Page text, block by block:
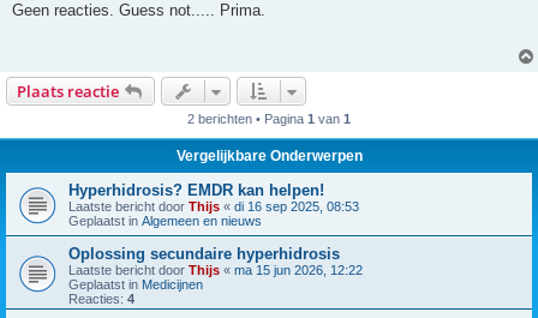
r
Geen reacties. Guess not..... Prima.
Plaats reactie
2 berichten • Pagina 1 van 1
Vergelijkbare Onderwerpen
Hyperhidrosis? EMDR kan helpen!
Laatste bericht door Thijs « di 16 sep 2025, 08:53
Geplaatst in Algemeen en nieuws
Oplossing secundaire hyperhidrosis
Laatste bericht door Thijs « ma 15 jun 2026, 12:22
Geplaatst in Medicijnen
Reacties: 4